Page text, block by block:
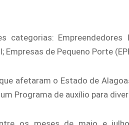
categorias:
de Pequeno Porte
afetaram o Estado de
Programa de auxílio para